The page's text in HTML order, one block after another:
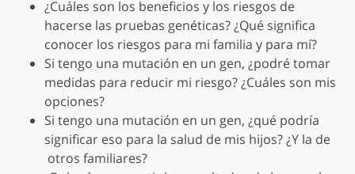
¿Cuáles son los beneficios y los riesgos de
hacerse las pruebas genéticas? ¿Qué significa
conocer los riesgos para mi familia y para mí?
Si tengo una mutación en un gen, ¿podré tomar
medidas para reducir mi riesgo? ¿Cuáles son mis
opciones?
Si tengo una mutación en un gen, ¿qué podría
significar eso para la salud de mis hijos? ¿Y la de
otros familiares?